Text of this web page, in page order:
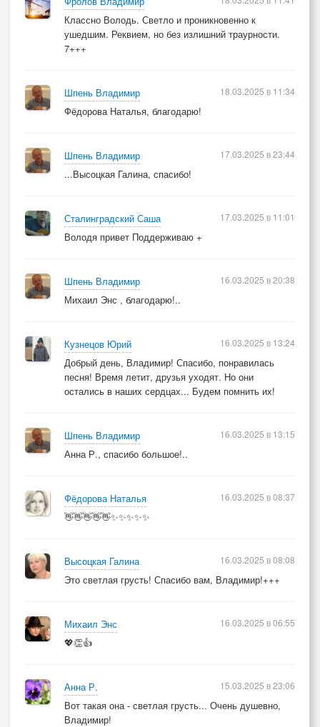
Классно Володь. Светло и проникновенно к
ушедшим. Реквием, но без излишний траурности.
7+++
Шпень Владимир
Фёдорова Наталья, благодарю!
18.03.2025 в 11:34
Шпень Владимир
...Высоцкая Галина, спасибо!
17.03.2025 в 23:44
Сталинградский Саша
Володя привет Поддерживаю +
17.03.2025 в 11:01
Шпень Владимир
Михаил Энс , благодарю!..
16.03.2025 в 20:38
Кузнецов Юрий
Добрый день, Владимир! Спасибо, понравилась
песня! Время летит, друзья уходят. Но они
остались в наших сердцах... Будем помнить их!
16.03.2025 в 13:24
Шпень Владимир
Анна Р., спасибо большое!..
16.03.2025 в 13:15
Фёдорова Наталья
👋👋👋👋👋✨✨✨✨✨
16.03.2025 в 08:37
Высоцкая Галина
Это светлая грусть! Спасибо вам, Владимир!+++
16.03.2025 в 08:08
Михаил Энс
💖👏👍
16.03.2025 в 06:55
Анна Р.
Вот такая она - светлая грусть... Очень душевно,
Владимир!
15.03.2025 в 23:06